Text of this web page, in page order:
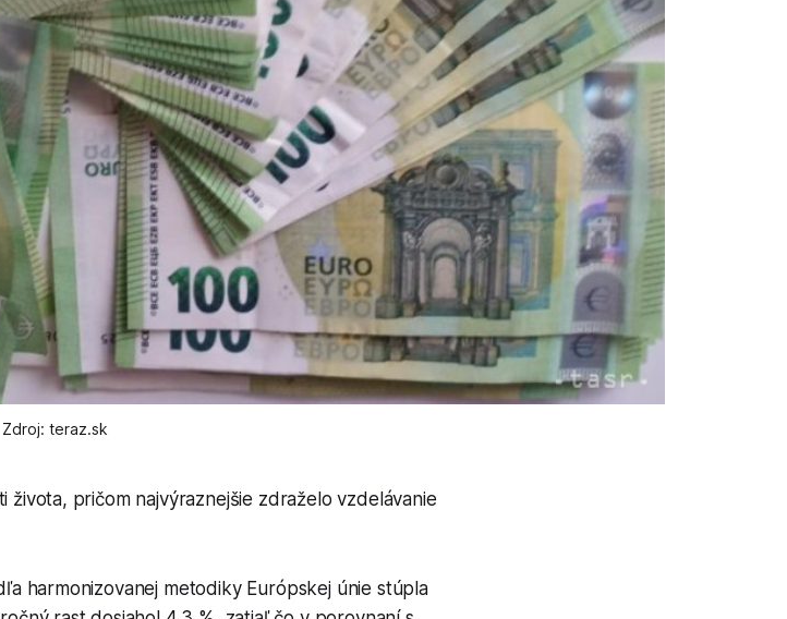
Zdroj: teraz.sk
života, pričom najvýraznejšie zdraželo vzdelávanie
harmonizovanej metodiky Európskej únie stúpla